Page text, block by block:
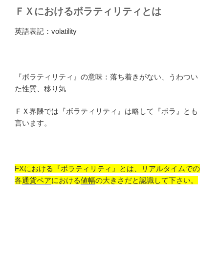
ＦＸにおけるボラティリティとは
英語表記： volatility
『ボラティリティ』の意味：落ち着きがない、うわつい
た性質、移り気
ＦＸ 界隈では『ボラティリティ』は略して『ボラ』とも
言います。
FXにおける『ボラティリティ』とは、リアルタイムでの
各通貨ペアにおける値幅の大きさだと認識して下さい。